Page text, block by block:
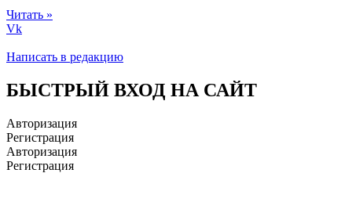
Читать »
Vk
Написать в редакцию
БЫСТРЫЙ ВХОД НА САЙТ
Авторизация
Регистрация
Авторизация
Регистрация